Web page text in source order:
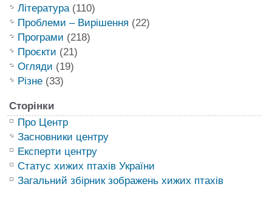
Література(110)
Проблеми – Вирішення (22)
Програми (218)
Проєкти (21)
Огляди (19)
Різне(33)
Сторінки
Про Центр
Засновники центру
Експерти центру
Статус хижих птахів України
Загальний збірник зображень хижих птахів